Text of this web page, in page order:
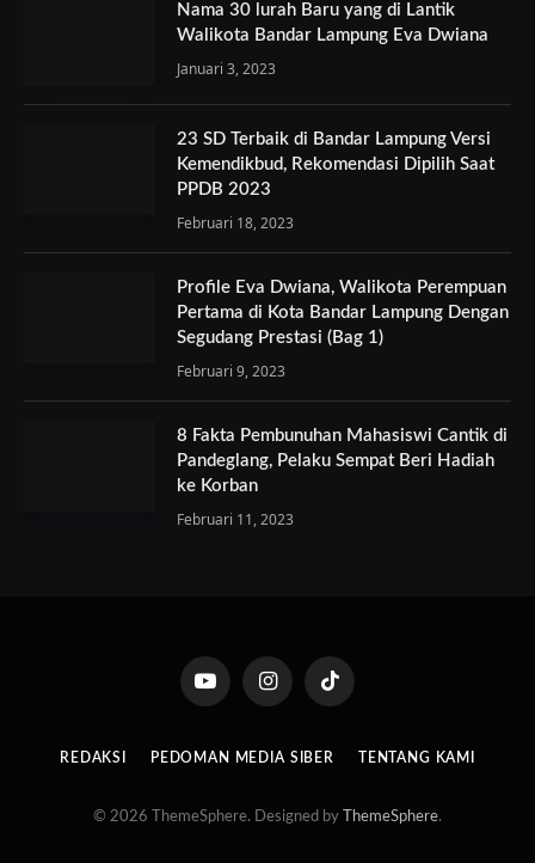
Nama 30 lurah Baru yang di Lantik
Walikota Bandar Lampung Eva Dwiana
Januari 3, 2023
23 SD Terbaik di Bandar Lampung Versi
Kemendikbud, Rekomendasi Dipilih Saat
PPDB 2023
Februari 18, 2023
Profile Eva Dwiana, Walikota Perempuan
Pertama di Kota Bandar Lampung Dengan
Segudang Prestasi (Bag 1)
Februari 9, 2023
8 Fakta Pembunuhan Mahasiswi Cantik di
Pandeglang, Pelaku Sempat Beri Hadiah
ke Korban
Februari 11, 2023
YouTube InstagramTikTok
REDAKSI PEDOMAN MEDIA SIBER TENTANG KAMI
© 2026 ThemeSphere. Designed by ThemeSphere.